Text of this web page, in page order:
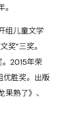
组儿童文学
奖”三奖。
。2015年荣
优胜奖。出版
熟了》、